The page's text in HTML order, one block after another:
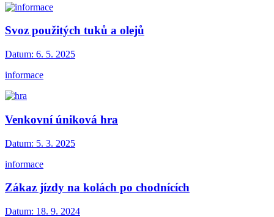
Svoz použitých tuků a olejů
Datum: 6. 5. 2025
informace
Venkovní úniková hra
Datum: 5. 3. 2025
informace
Zákaz jízdy na kolách po chodnících
Datum: 18. 9. 2024